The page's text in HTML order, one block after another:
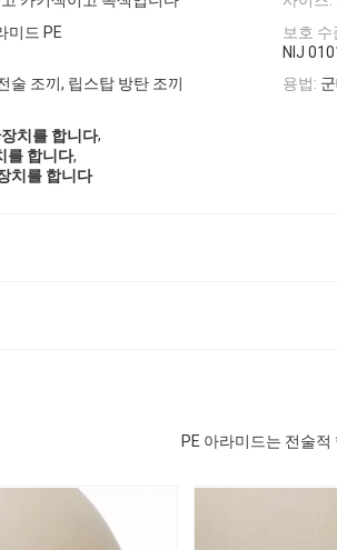
미드 PE
보호 수
NIJ
술 조끼, 립스탑 방탄 조끼 용법:
치를 합니다,
를 합니다,
치를 합니다
PE 아라미드는 전술